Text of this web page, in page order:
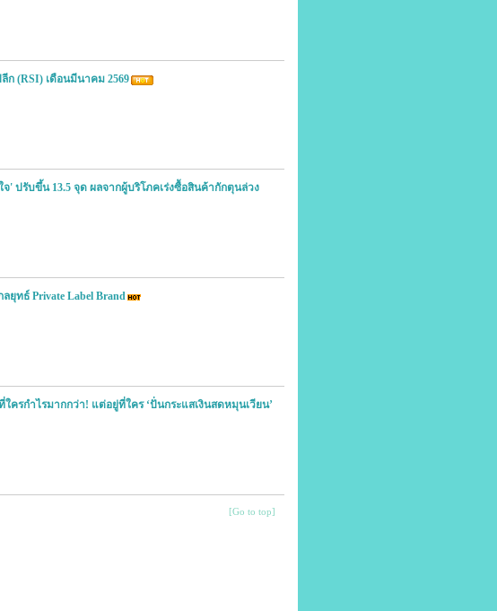
ก (RSI) เดือนมีนาคม 2569
' ปรับขึ้น 13.5 จุด ผลจากผู้บริโภคเร่งซื้อสินค้ากักตุนล่วง
ยุทธ์ Private Label Brand
ครกำไรมากกว่า! แต่อยู่ที่ใคร ‘ปั่นกระแสเงินสดหมุนเวียน’
[Go to top]